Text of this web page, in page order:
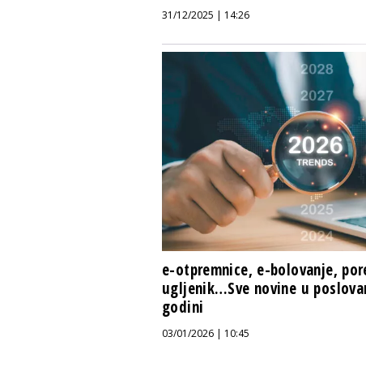
31/12/2025 | 14:26
e-otpremnice, e-bolovanje,
ugljenik…Sve novine u
godini
03/01/2026 | 10:45